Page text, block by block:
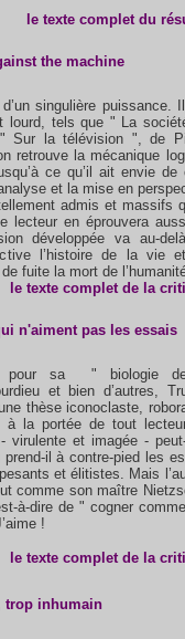
le texte complet du
the machine
singulière puissance.
lourd, tels que " La
Sur la télévision ", de
retrouve la mécanique
ce qu’il ait envie de
et la mise en
admis et massifs
lecteur en éprouvera
développée va au-
l’histoire de la vie
fuite la mort de
le texte complet de la
n'aiment pas les essais
pour sa " biologie
et bien d’autres,
thèse iconoclaste,
à la portée de tout
virulente et imagée -
il à contre-pied les
et élitistes. Mais
comme son maître
à-dire de " cogner
!
le texte complet de la
trop inhumain